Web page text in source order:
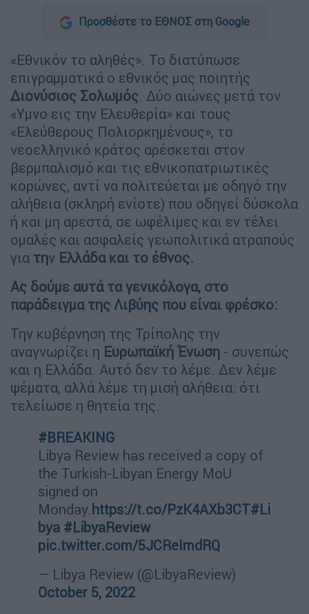
Προσθέστε το ΕΘΝΟΣ στη Google
«Εθνικόν το αληθές». Το διατύπωσε
επιγραμματικά ο εθνικός μας ποιητής
Διονύσιος Σολωμός. Δύο αιώνες μετά τον
«Υμνο εις την Ελευθερία» και τους
«Ελεύθερους Πολιορκημένους», το
νεοελληνικό κράτος αρέσκεται στον
βερμπαλισμό και τις εθνικοπατριωτικές
κορώνες, αντί να πολιτεύεται με οδηγό την
αλήθεια (σκληρή ενίοτε) που οδηγεί δύσκολα
ή και μη αρεστά, σε ωφέλιμες και εν τέλει
ομαλές και ασφαλείς γεωπολιτικά ατραπούς
για την Ελλάδα και το έθνος.
Ας δούμε αυτά τα γενικόλογα, στο
παράδειγμα της Λιβύης που είναι φρέσκο:
Την κυβέρνηση της Τρίπολης την
αναγνωρίζει η Ευρωπαϊκή Ένωση - συνεπώς
και η Ελλάδα. Αυτό δεν το λέμε. Δεν λέμε
ψέματα, αλλά λέμε τη μισή αλήθεια: ότι
τελείωσε η θητεία της.
#BREAKING
Libya Review has received a copy of
the Turkish-Libyan Energy MoU
signed on
Monday. https://t.co/PzK4AXb3CT#Li
bya #LibyaReview
pic.twitter.com/5JCReImdRQ
— Libya Review (@LibyaReview)
October 5, 2022